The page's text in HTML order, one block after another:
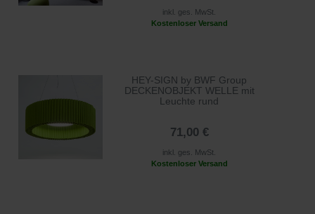
inkl. ges. MwSt.
Kostenloser Versand
HEY-SIGN by BWF Group
DECKENOBJEKT WELLE mit
Leuchte rund
71,00 €
inkl. ges. MwSt.
Kostenloser Versand